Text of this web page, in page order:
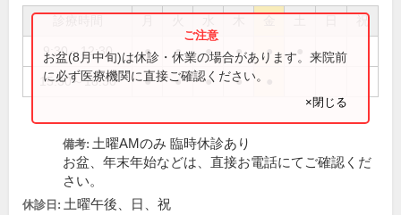
祝
9:30～12:30 ● ● ● ● ●
15:30～18:30 ● ● ● ●
お盆(8月中旬)は休診・休業の場合があります。来院前
に必ず医療機関に直接ご確認ください。
×閉じる
備考: 土曜AMのみ 臨時休診あり
お盆、年末年始などは、直接お電話にてご確認くだ
さい。
休診日: 土曜午後、日、祝